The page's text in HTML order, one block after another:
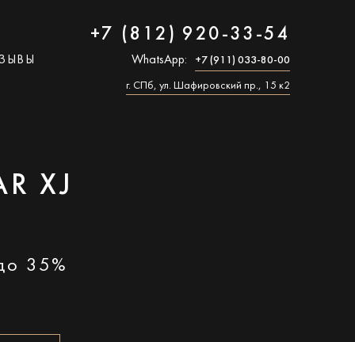
+7 (812) 920-33-54
WhatsApp: +7 (911) 033-80-00
г. СПб, ул. Шафировский пр., 15 к2
XJ
35%